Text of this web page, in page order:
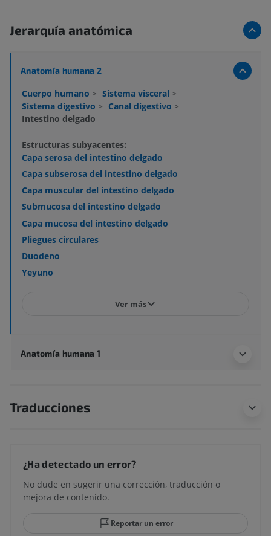
Jerarquía anatómica
Anatomía humana 2
Cuerpo humano > Sistema visceral >
Sistema digestivo > Canal digestivo >
Intestino delgado
Estructuras subyacentes:
Capa serosa del intestino delgado
Capa subserosa del intestino delgado
Capa muscular del intestino delgado
Submucosa del intestino delgado
Capa mucosa del intestino delgado
Pliegues circulares
Duodeno
Yeyuno
Ver más
Anatomía humana 1
Traducciones
¿Ha detectado un error?
No dude en sugerir una corrección, traducción o
mejora de contenido.
Reportar un error